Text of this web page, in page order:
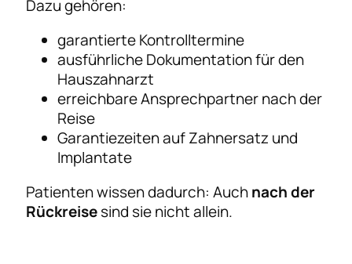
Dazu gehören:
garantierte Kontrolltermine
ausführliche Dokumentation für den
Hauszahnarzt
erreichbare Ansprechpartner nach der
Reise
Garantiezeiten auf Zahnersatz und
Implantate
Patienten wissen dadurch: Auchnach der
Rückreisesind sie nicht allein.